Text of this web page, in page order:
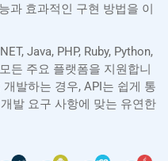
과 효과적인 구현 방법을 이
Java, PHP, Ruby, Python,
든 주요 플랫폼을 지원합니
발하는 경우, API는 쉽게 통
발 요구 사항에 맞는 유연한